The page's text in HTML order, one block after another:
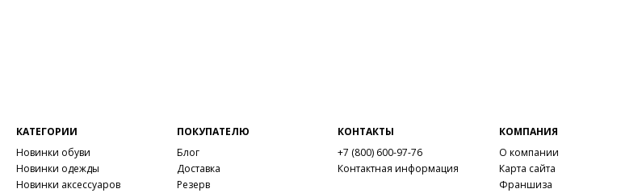
КАТЕГОРИИ
Новинки обуви
Новинки одежды
Новинки аксессуаров
ПОКУПАТЕЛЮ
Блог
Доставка
Резерв
КОНТАКТЫ
+7 (800) 600-97-76
Контактная информация
КОМПАНИЯ
О компании
Карта сайта
Франшиза